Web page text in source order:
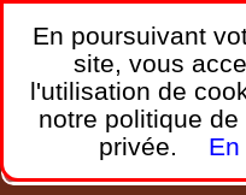
Les webcams
Home Bretagne Corse
Trafic Chercher
En poursuivant
site, vous
l'utilisation de
notre politique
privée.